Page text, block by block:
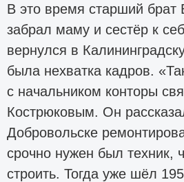
В это время старший брат
забрал маму и сестёр к
вернулся в
была нехватка кадров.
с начальником конторы
Кострюковым. Он
Добровольске
срочно нужен был техник,
строить. Тогда уже шёл